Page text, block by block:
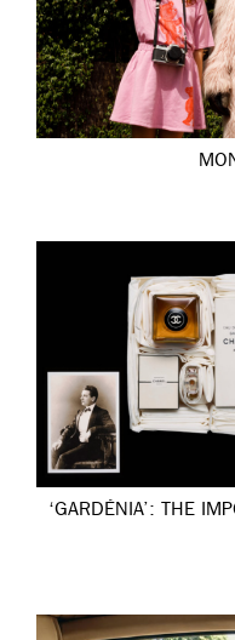
‘GARDÉNIA’: THE